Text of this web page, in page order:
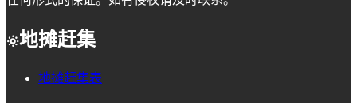
地摊赶集
地摊赶集表